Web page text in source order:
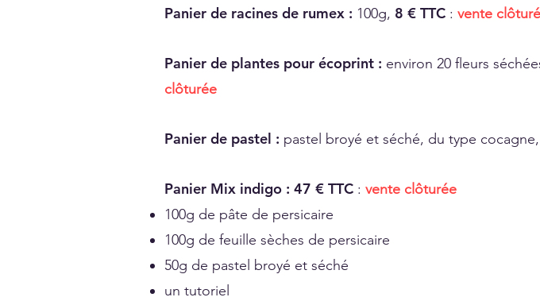
Panier de racines de rumex : 100g, 8 € TTC : vente
Panier de plantes pour écoprint : environ 20 fleurs
clôturée
Panier de pastel : pastel broyé et séché, du type
Panier Mix indigo : 47 € TTC : vente clôturée
100g de pâte de persicaire
100g de feuille sèches de persicaire
50g de pastel broyé et séché
un tutoriel